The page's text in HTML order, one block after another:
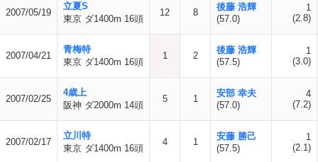
2007/05/19
立夏S
東京 ダ1400m 16頭
12 8
後藤 浩輝
(57.0)
1
(2.8)
2007/04/21
青梅特
東京 ダ1400m 16頭
1 2
後藤 浩輝
(57.5)
1
(3.0)
2007/02/25
4歳上
阪神 ダ2000m 14頭
5 1
安部 幸夫
(57.0)
4
(7.2)
2007/02/17
立川特
東京 ダ1400m 16頭
4 1
安藤 勝己
(57.5)
1
(2.1)